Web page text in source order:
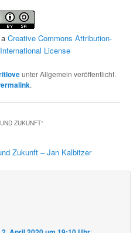
Creative Commons Attribution-
License
unter Allgemein veröffentlicht.
.
ZUKUNFT“
Zukunft – Jan Kalbitzer